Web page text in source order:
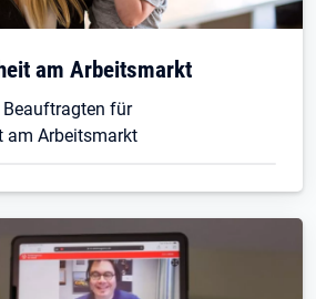
am Arbeitsmarkt
für
am Arbeitsmarkt